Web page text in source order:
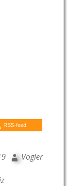
RSS-feed
Vogler